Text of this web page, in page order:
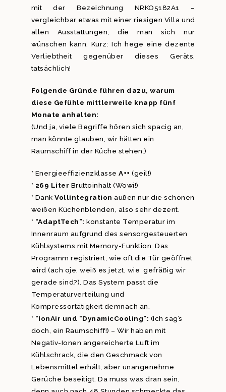
mit der Bezeichnung NRKO5182A1 –
vergleichbar etwas mit einer riesigen Villa und
allen Ausstattungen, die man sich nur
wünschen kann. Kurz: Ich hege eine dezente
Verliebtheit gegenüber dieses Geräts,
tatsächlich!
Folgende Gründe führen dazu, warum
diese Gefühle mittlerweile knapp fünf
Monate anhalten:
(Und ja, viele Begriffe hören sich spacig an,
man könnte glauben, wir hätten ein
Raumschiff in der Küche stehen.)
* Energieeffizienzklasse A++ (geil!)
* 269 Liter Bruttoinhalt (Wowi!)
* Dank Vollintegration außen nur die schönen
weißen Küchenblenden, also sehr dezent.
* “AdaptTech”: konstante Temperatur im
Innenraum aufgrund des sensorgesteuerten
Kühlsystems mit Memory-Funktion. Das
Programm registriert, wie oft die Tür geöffnet
wird (ach oje, weiß es jetzt, wie gefräßig wir
gerade sind?). Das System passt die
Temperaturverteilung und
Kompressortätigkeit demnach an.
* “IonAir und “DynamicCooling”: (Ich sag’s
doch, ein Raumschiff!) – Wir haben mit
Negativ-Ionen angereicherte Luft im
Kühlschrack, die den Geschmack von
Lebensmittel erhält, aber unangenehme
Gerüche beseitigt. Da muss was dran sein,